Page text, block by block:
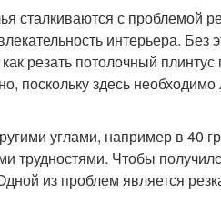
сталкиваются с проблемой
интерьера. Без
резать потолочный
поскольку здесь
углами, например в 40
трудностями. Чтобы
из проблем является